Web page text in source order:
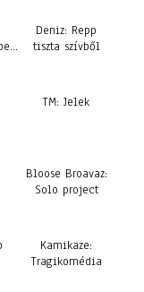
Deniz: Repp
tiszta szívből
TM: Jelek
Bloose Broavaz:
Solo project
Kamikaze:
Tragikomédia